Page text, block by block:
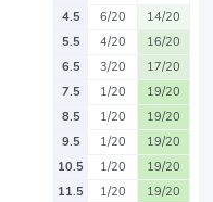
4.5
6/20
14/20
5.5
4/20
16/20
6.5
3/20
17/20
7.5
1/20
19/20
8.5
1/20
19/20
9.5
1/20
19/20
10.5
1/20
19/20
11.5
1/20
19/20